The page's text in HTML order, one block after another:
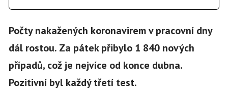
Počty nakažených koronavirem v pracovní dny
dál rostou. Za pátek přibylo 1 840 nových
případů, což je nejvíce od konce dubna.
Pozitivní byl každý třetí test.